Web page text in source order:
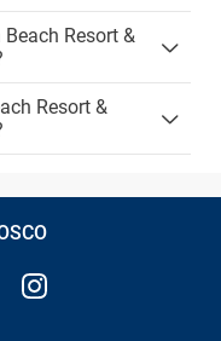
Resort &
Resort &